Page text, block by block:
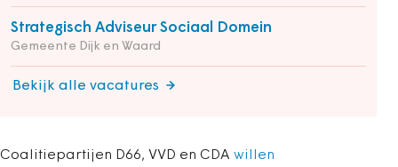
Strategisch Adviseur Sociaal Domein
Gemeente Dijk en Waard
Bekijk alle vacatures
Coalitiepartijen D66, VVD en CDA willen